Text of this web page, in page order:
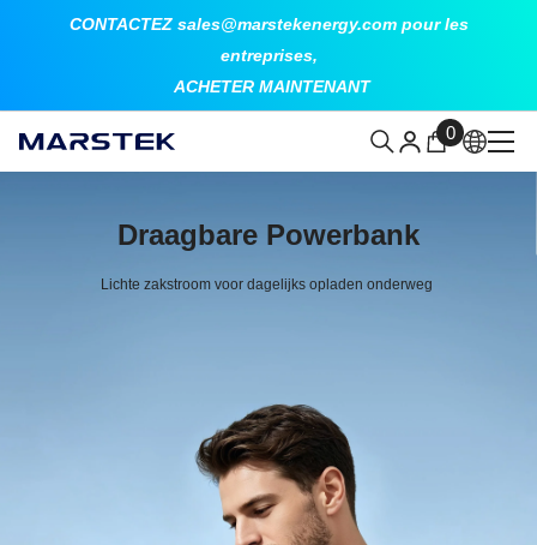
ALLER AU CONTENUCONTACTEZ sales@marstekenergy.com pour les
entreprises,
ACHETER MAINTENANT
0
0
article
Draagbare Powerbank
Lichte zakstroom voor dagelijks opladen onderweg